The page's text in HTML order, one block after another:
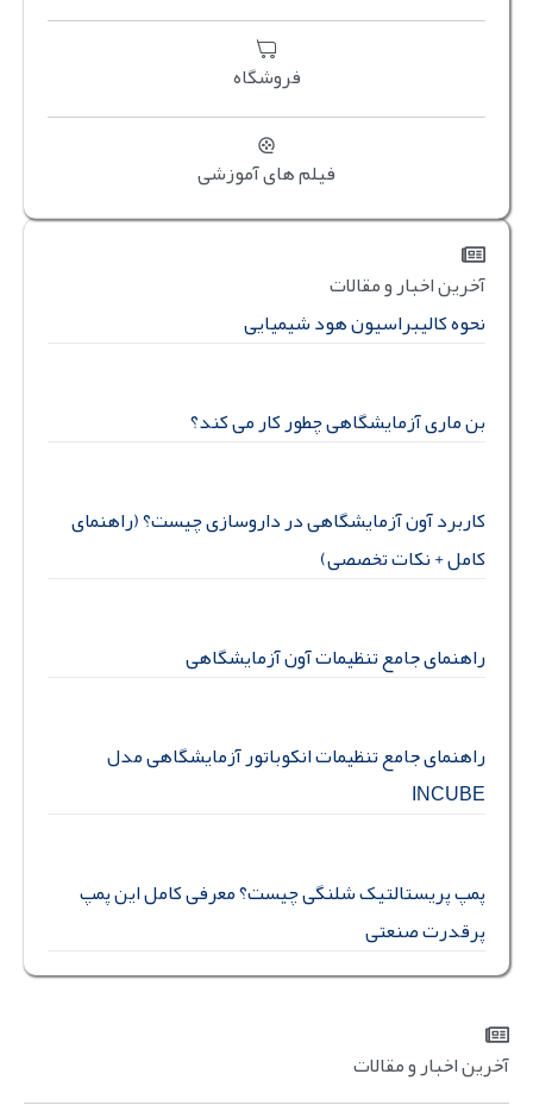
فروشگاه
فیلم های آموزشی
آخرین اخبار و مقالات
نحوه کالیبراسیون هود شیمیایی
بن ماری آزمایشگاهی چطور کار می کند؟
کاربرد آون آزمایشگاهی در داروسازی چیست؟ (راهنمای
کامل + نکات تخصصی)
راهنمای جامع تنظیمات آون آزمایشگاهی
راهنمای جامع تنظیمات انکوباتور آزمایشگاهی مدل
INCUBE
پمپ پریستالتیک شلنگی چیست؟ معرفی کامل این پمپ
پرقدرت صنعتی
آخرین اخبار و مقالات